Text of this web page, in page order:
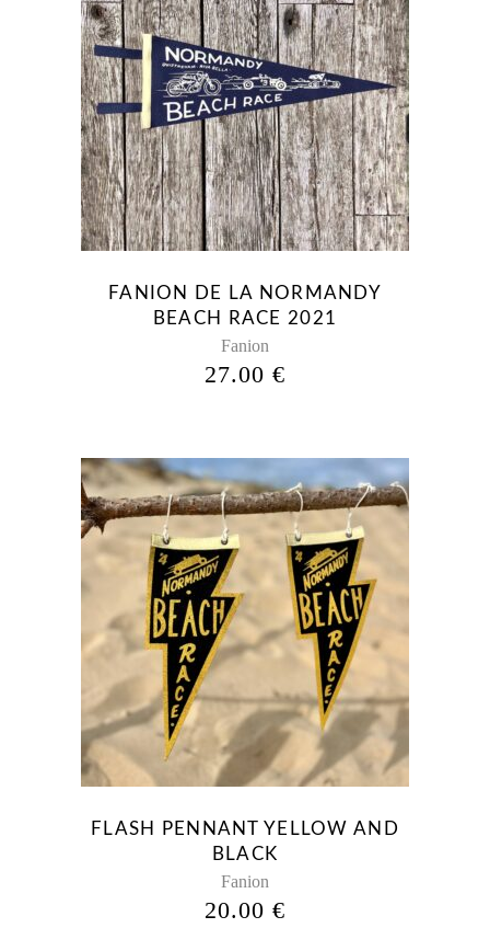
FANION DE LA NORMANDY
BEACH RACE 2021
Fanion
27.00€
Ce
produit
a
plusieurs
variations.
Les
options
peuvent
choisies
sur
la
page
FLASH PENNANT YELLOW AND
BLACK
Fanion
20.00€